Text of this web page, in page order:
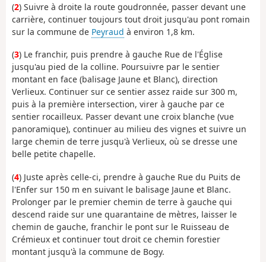
(2) Suivre à droite la route goudronnée, passer devant une
carrière, continuer toujours tout droit jusqu'au pont romain
sur la commune de Peyraud à environ 1,8 km.
(3) Le franchir, puis prendre à gauche Rue de l'Église
jusqu'au pied de la colline. Poursuivre par le sentier
montant en face (balisage Jaune et Blanc), direction
Verlieux. Continuer sur ce sentier assez raide sur 300 m,
puis à la première intersection, virer à gauche par ce
sentier rocailleux. Passer devant une croix blanche (vue
panoramique), continuer au milieu des vignes et suivre un
large chemin de terre jusqu'à Verlieux, où se dresse une
belle petite chapelle.
(4) Juste après celle-ci, prendre à gauche Rue du Puits de
l'Enfer sur 150 m en suivant le balisage Jaune et Blanc.
Prolonger par le premier chemin de terre à gauche qui
descend raide sur une quarantaine de mètres, laisser le
chemin de gauche, franchir le pont sur le Ruisseau de
Crémieux et continuer tout droit ce chemin forestier
montant jusqu'à la commune de Bogy.